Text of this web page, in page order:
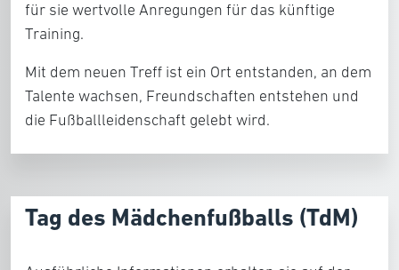
für sie wertvolle Anregungen für das künftige
Training.
Mit dem neuen Treff ist ein Ort entstanden, an dem
Talente wachsen, Freundschaften entstehen und
die Fußballleidenschaft gelebt wird.
Tag des Mädchenfußballs (TdM)